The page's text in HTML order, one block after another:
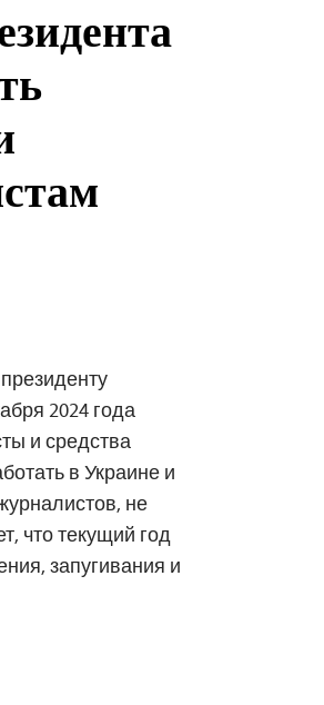
2024 года
и средства
в Украине и
не
что текущий год
запугивания и